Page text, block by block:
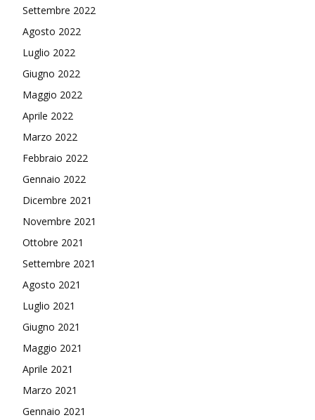
Settembre 2022
Agosto 2022
Luglio 2022
Giugno 2022
Maggio 2022
Aprile 2022
Marzo 2022
Febbraio 2022
Gennaio 2022
Dicembre 2021
Novembre 2021
Ottobre 2021
Settembre 2021
Agosto 2021
Luglio 2021
Giugno 2021
Maggio 2021
Aprile 2021
Marzo 2021
Gennaio 2021